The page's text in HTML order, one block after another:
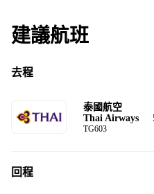
建議航班
去程
泰國航空
Thai Airways
TG603
回程